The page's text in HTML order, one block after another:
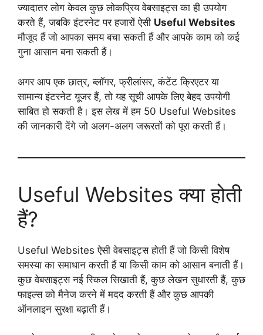
ज्यादातर लोग केवल कुछ लोकप्रिय वेबसाइट्स का ही उपयोग
करते हैं, जबकि इंटरनेट पर हजारों ऐसी Useful Websites
मौजूद हैं जो आपका समय बचा सकती हैं और आपके काम को कई
गुना आसान बना सकती हैं।
अगर आप एक छात्र, ब्लॉगर, फ्रीलांसर, कंटेंट क्रिएटर या
सामान्य इंटरनेट यूजर हैं, तो यह सूची आपके लिए बेहद उपयोगी
साबित हो सकती है। इस लेख में हम 50 Useful Websites
की जानकारी देंगे जो अलग-अलग जरूरतों को पूरा करती हैं।
Useful Websites क्या होती
हैं?
Useful Websites ऐसी वेबसाइट्स होती हैं जो किसी विशेष
समस्या का समाधान करती हैं या किसी काम को आसान बनाती हैं।
कुछ वेबसाइट्स नई स्किल सिखाती हैं, कुछ लेखन सुधारती हैं, कुछ
फाइल्स को मैनेज करने में मदद करती हैं और कुछ आपकी
ऑनलाइन सुरक्षा बढ़ाती हैं।